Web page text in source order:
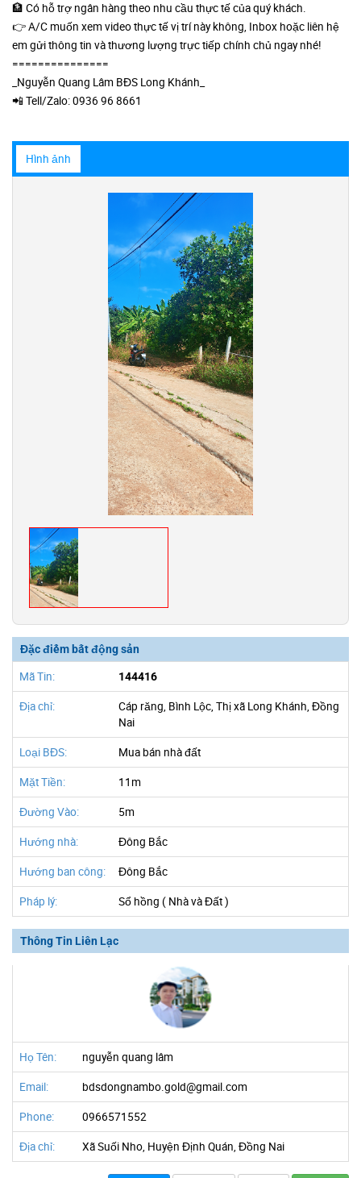
🏦 Có hỗ trợ ngân hàng theo nhu cầu thực tế của quý khách.
👉 A/C muốn xem video thực tế vị trí này không, Inbox hoặc liên hệ
em gửi thông tin và thương lượng trực tiếp chính chủ ngay nhé!
===============
_Nguyễn Quang Lâm BĐS Long Khánh_
📲 Tell/Zalo: 0936 96 8661
Hình ảnh
Đặc điểm bất động sản
Mã Tin: 144416
Địa chỉ:
Cáp răng, Bình Lộc, Thị xã Long Khánh, Đồng
Nai
Loại BĐS: Mua bán nhà đất
Mặt Tiền: 11m
Đường Vào: 5m
Hướng nhà: Đông Bắc
Hướng ban công: Đông Bắc
Pháp lý: Sổ hồng ( Nhà và Đất )
Thông Tin Liên Lạc
Họ Tên: nguyễn quang lâm
Email: bdsdongnambo.gold@gmail.com
Phone: 0966571552
Địa chỉ: Xã Suối Nho, Huyện Định Quán, Đồng Nai